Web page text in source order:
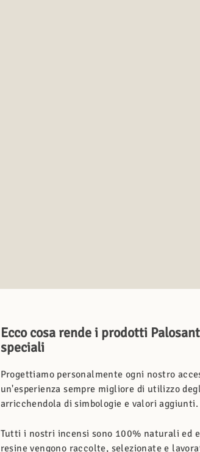
Ecco cosa rende i prodotti
speciali
Progettiamo personalmente ogni nostro
un'esperienza sempre migliore di utilizzo
arricchendola di simbologie e valori aggiunti.
Tutti i nostri incensi sono 100% naturali ed
resine vengono raccolte, selezionate e